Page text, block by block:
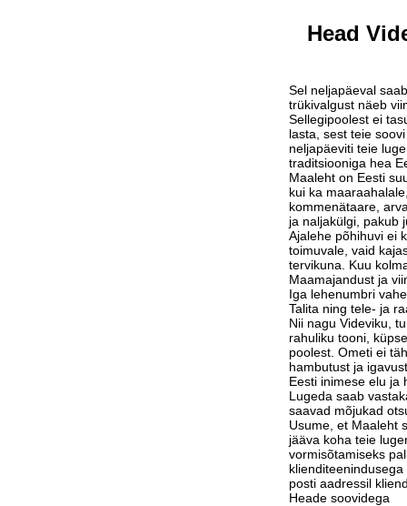
Head
Sel neljapäeval
trükivalgust näeb
Sellegipoolest ei
lasta, sest teie
neljapäeviti teie
traditsiooniga hea
Maaleht on Eesti
kui ka
kommenätaare,
ja naljakülgi, pakub
Ajalehe põhihuvi ei
toimuvale, vaid
tervikuna. Kuu
Maamajandust ja
Iga lehenumbri
Talita ning tele- ja
Nii nagu Videviku,
rahuliku tooni,
poolest. Ometi ei
hambutust ja
Eesti inimese elu ja
Lugeda saab
saavad mõjukad
Usume, et Maaleht
jääva koha teie
vormisõtamiseks
posti aadressil
Heade soovidega